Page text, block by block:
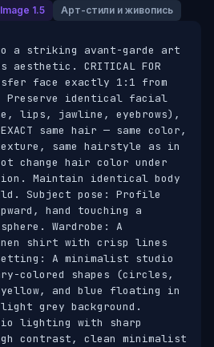
1.5 Арт-стили и живопись
a striking avant-garde art
aesthetic. CRITICAL FOR
face exactly 1:1 from
Preserve identical facial
lips, jawline, eyebrows),
same hair — same color,
same hairstyle as in
change hair color under
Maintain identical body
Subject pose: Profile
hand touching a
Wardrobe: A
shirt with crisp lines
A minimalist studio
colored shapes (circles,
and blue floating in
grey background.
lighting with sharp
contrast, clean minimalist